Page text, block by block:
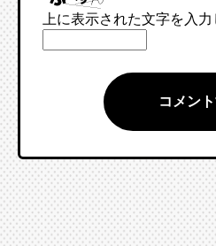
上に表示された文字を入力